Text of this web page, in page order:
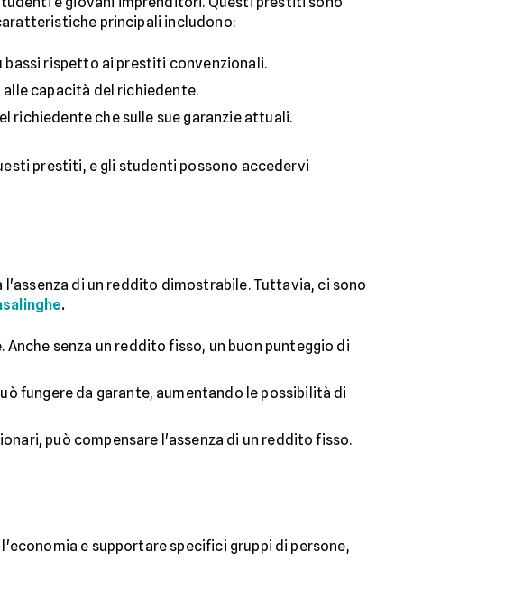
principali includono:
rispetto ai prestiti convenzionali.
capacità del richiedente.
richiedente che sulle sue garanzie attuali.
prestiti, e gli studenti possono accedervi
di un reddito dimostrabile. Tuttavia, ci sono
.
senza un reddito fisso, un buon punteggio di
fungere da garante, aumentando le possibilità di
può compensare l'assenza di un reddito fisso.
e supportare specifici gruppi di persone,